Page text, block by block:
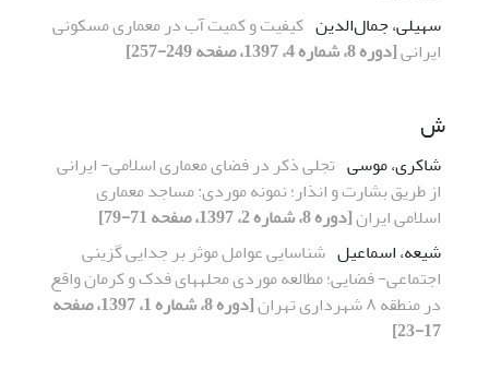
سهیلی، جمال‌الدین کیفیت و کمیت آب در معماری مسکونی
ایرانی[دوره 8، شماره 4، 1397، صفحه 249-257]
ش
شاکری، موسی ﺗﺠﻠﯽ ذﮐﺮ در ﻓﻀﺎی ﻣﻌﻤﺎری اﺳﻼﻣﯽ- ایرانی
از ﻃﺮیق ﺑﺸﺎرت و اﻧﺬار؛ ﻧﻤﻮﻧﻪ ﻣﻮردی: ﻣﺴﺎﺟﺪ ﻣﻌﻤﺎری
اﺳﻼﻣﯽ ایران[دوره 8، شماره 2، 1397، صفحه 71-79]
شیعه، اسماعیل شناسایی عوامل موثر بر جدایی گزینی
اجتماعی- فضایی؛ مطالعه موردی محلههای فدک و کرمان واقع
در منطقه ۸ شهرداری تهران
[دوره 8، شماره 1، 1397، صفحه
17-23]